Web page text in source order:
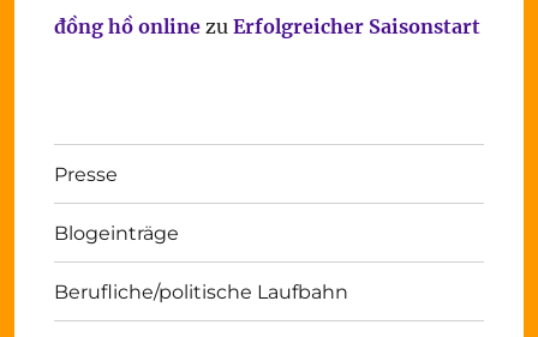
đồng hồ onlinezu Erfolgreicher Saisonstart
Presse
Blogeinträge
Berufliche/politische Laufbahn